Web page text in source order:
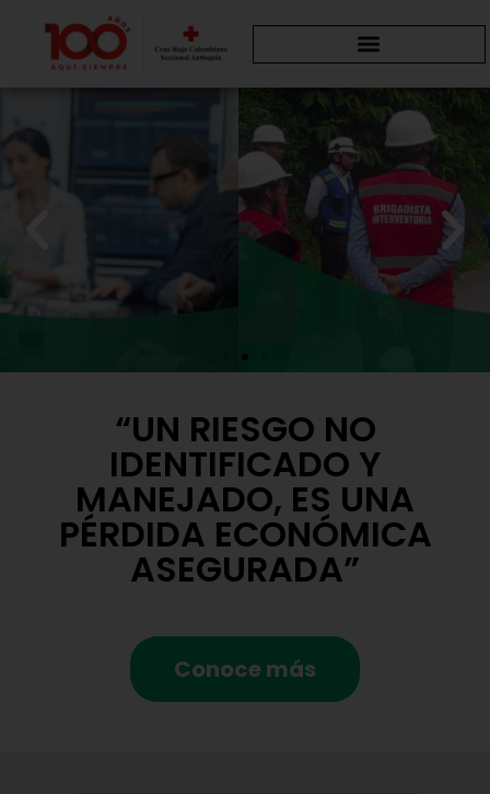
Reducción“UN RIESGO NO
IDENTIFICADO Y
MANEJADO, ES UNA
PÉRDIDA ECONÓMICA
ASEGURADA”
Conoce más